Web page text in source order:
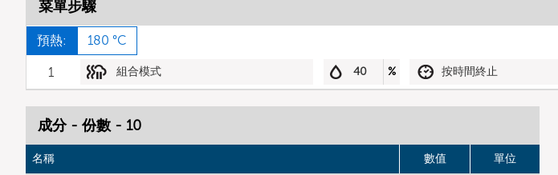
菜單步驟
預熱: 180 °C
1 組合模式 40 % 按時間終止
成分 - 份數 - 10
名稱 數值 單位